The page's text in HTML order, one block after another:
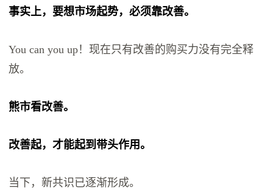
事实上，要想市场起势，必须靠改善。
You can you up！现在只有改善的购买力没有完全释
放。
熊市看改善。
改善起，才能起到带头作用。
当下，新共识已逐渐形成。